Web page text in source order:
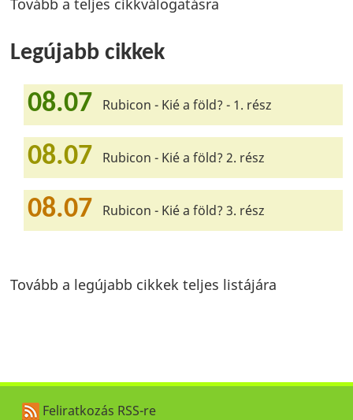
Tovább a teljes cikkválogatásra
Legújabb cikkek
08.07 Rubicon - Kié a föld? - 1. rész
08.07 Rubicon - Kié a föld? 2. rész
08.07 Rubicon - Kié a föld? 3. rész
Tovább a legújabb cikkek teljes listájára
Feliratkozás RSS-re